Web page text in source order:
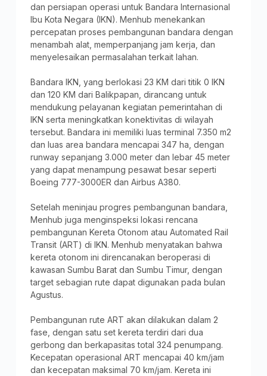
dan persiapan operasi untuk Bandara Internasional
Ibu Kota Negara (IKN). Menhub menekankan
percepatan proses pembangunan bandara dengan
menambah alat, memperpanjang jam kerja, dan
menyelesaikan permasalahan terkait lahan.
Bandara IKN, yang berlokasi 23 KM dari titik 0 IKN
dan 120 KM dari Balikpapan, dirancang untuk
mendukung pelayanan kegiatan pemerintahan di
IKN serta meningkatkan konektivitas di wilayah
tersebut. Bandara ini memiliki luas terminal 7.350 m2
dan luas area bandara mencapai 347 ha, dengan
runway sepanjang 3.000 meter dan lebar 45 meter
yang dapat menampung pesawat besar seperti
Boeing 777-3000ER dan Airbus A380.
Setelah meninjau progres pembangunan bandara,
Menhub juga menginspeksi lokasi rencana
pembangunan Kereta Otonom atau Automated Rail
Transit (ART) di IKN. Menhub menyatakan bahwa
kereta otonom ini direncanakan beroperasi di
kawasan Sumbu Barat dan Sumbu Timur, dengan
target sebagian rute dapat digunakan pada bulan
Agustus.
Pembangunan rute ART akan dilakukan dalam 2
fase, dengan satu set kereta terdiri dari dua
gerbong dan berkapasitas total 324 penumpang.
Kecepatan operasional ART mencapai 40 km/jam
dan kecepatan maksimal 70 km/jam. Kereta ini